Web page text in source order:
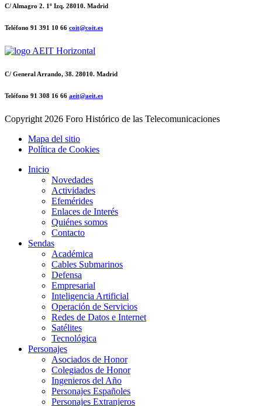
C/ Almagro 2. 1º Izq. 28010. Madrid
Teléfono 91 391 10 66 coit@coit.es
C/ General Arrando, 38. 28010. Madrid
Teléfono 91 308 16 66 aeit@aeit.es
Copyright2026 Foro Histórico de las Telecomunicaciones
Mapa del sitio
Política de Cookies
Inicio
Novedades
Actividades
Efemérides
Enlaces de Interés
Quiénes somos
Contacto
Sendas
Académica
Cables Submarinos
Defensa
Empresarial
Inteligencia Artificial
Operación de Servicios
Redes de Datos e Internet
Satélites
Tecnológica
Personajes
Asociados de Honor
Colegiados de Honor
Ingenieros del Año
Personajes Españoles
Personajes Extranjeros